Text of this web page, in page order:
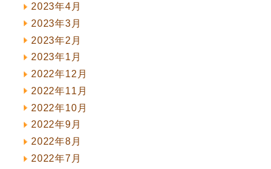
2023年4月
2023年3月
2023年2月
2023年1月
2022年12月
2022年11月
2022年10月
2022年9月
2022年8月
2022年7月